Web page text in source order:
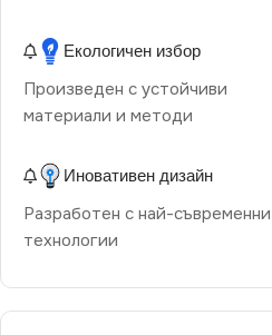
Екологичен избор
Произведен с устойчиви
материали и методи
Иновативен дизайн
Разработен с най-съвременни
технологии